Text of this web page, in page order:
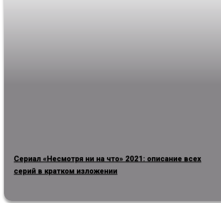
Сериал «Несмотря ни на что» 2021: описание всех
серий в кратком изложении